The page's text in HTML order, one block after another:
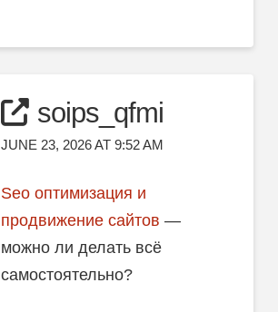
soips_qfmi
JUNE 23, 2026 AT 9:52 AM
Seo оптимизация и
продвижение сайтов —
можно ли делать всё
самостоятельно?